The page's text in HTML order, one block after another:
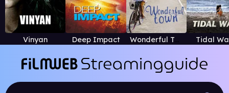
Vinyan Deep Impact Wonderful Town Tidal